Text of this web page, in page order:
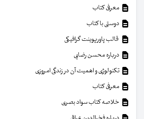
معرفی کتاب
دوستی با کتاب
قالب پاورپوینت گرافیکی
درباره محسن رضایی
تکنولوژی و اهمیت آن در زندگی امروزی
معرفی کتاب
خلاصه کتاب سواد بصری